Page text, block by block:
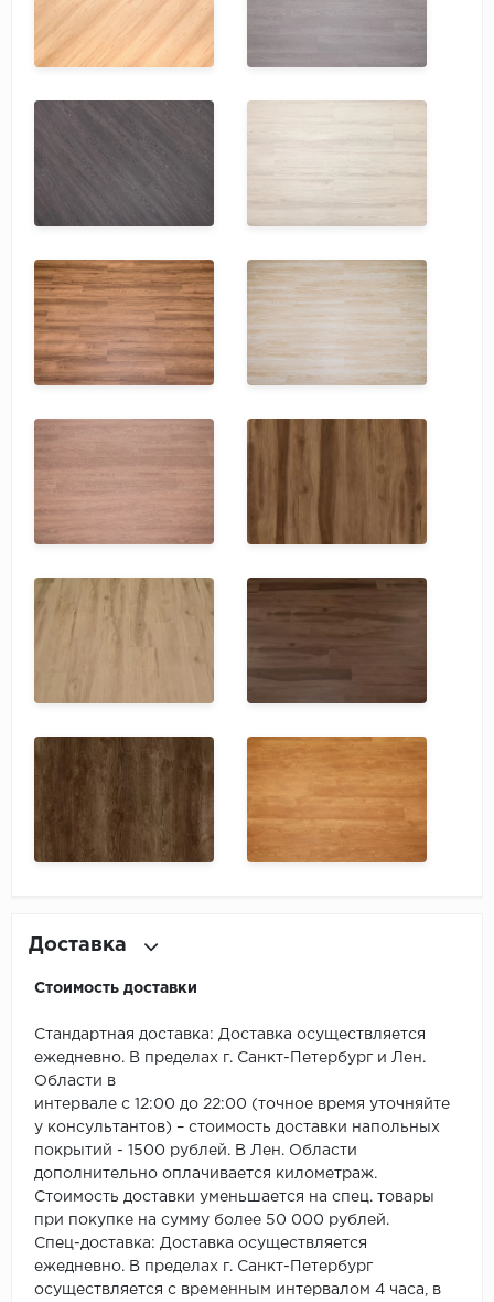
Доставка
Стоимость доставки
Стандартная доставка: Доставка осуществляется
ежедневно. В пределах г. Санкт-Петербург и Лен.
Области в
интервале с 12:00 до 22:00 (точное время уточняйте
у консультантов) – стоимость доставки напольных
покрытий - 1500 рублей. В Лен. Области
дополнительно оплачивается километраж.
Стоимость доставки уменьшается на спец. товары
при покупке на сумму более 50 000 рублей.
Спец-доставка: Доставка осуществляется
ежедневно. В пределах г. Санкт-Петербург
осуществляется с временным интервалом 4 часа, в